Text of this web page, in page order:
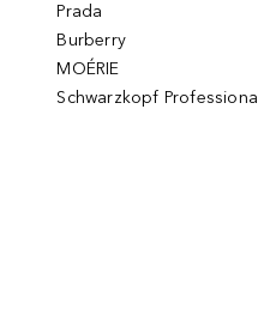
Prada
Burberry
MOÉRIE
Schwarzkopf Professional